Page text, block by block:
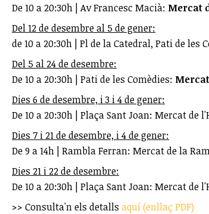
De 10 a 20:30h | Av Francesc Macià: Mercat
Del 12 de desembre al 5 de gener:
de 10 a 20:30h | Pl de la Catedral, Pati de les
Del 5 al 24 de desembre:
De 10 a 20:30h | Pati de les Comèdies:
Dies 6 de desembre, i 3 i 4 de gener:
De 10 a 20:30h | Plaça Sant Joan: Mercat de
Dies 7 i 21 de desembre, i 4 de gener:
De 9 a 14h | Rambla Ferran: Mercat de la
Dies 21 i 22 de desembre:
De 10 a 20:30h | Plaça Sant Joan: Mercat de
>> Consulta'n els detalls aquí (enllaç PDF)